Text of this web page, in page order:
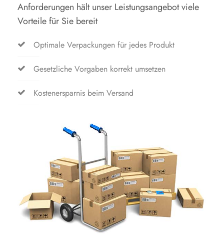
Anforderungen hält unser Leistungsangebot viele
Vorteile für Sie bereit
Optimale Verpackungen für jedes Produkt
Gesetzliche Vorgaben korrekt umsetzen
Kostenersparnis beim Versand